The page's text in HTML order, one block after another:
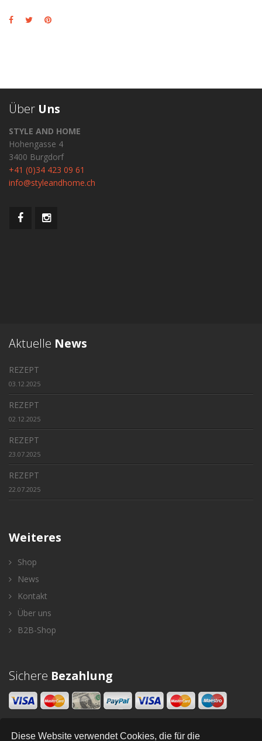
Diese Website verwendet Cookies, die für die
Über Uns
STYLE AND HOME
Hohengasse 4
3400 Burgdorf
+41 (0)34 423 09 61
info@styleandhome.ch
Aktuelle News
REZEPT
03.12.2025
REZEPT
02.12.2025
REZEPT
23.07.2025
REZEPT
22.07.2025
Weiteres
Shop
News
Kontakt
Über uns
B2B-Shop
Sichere Bezahlung